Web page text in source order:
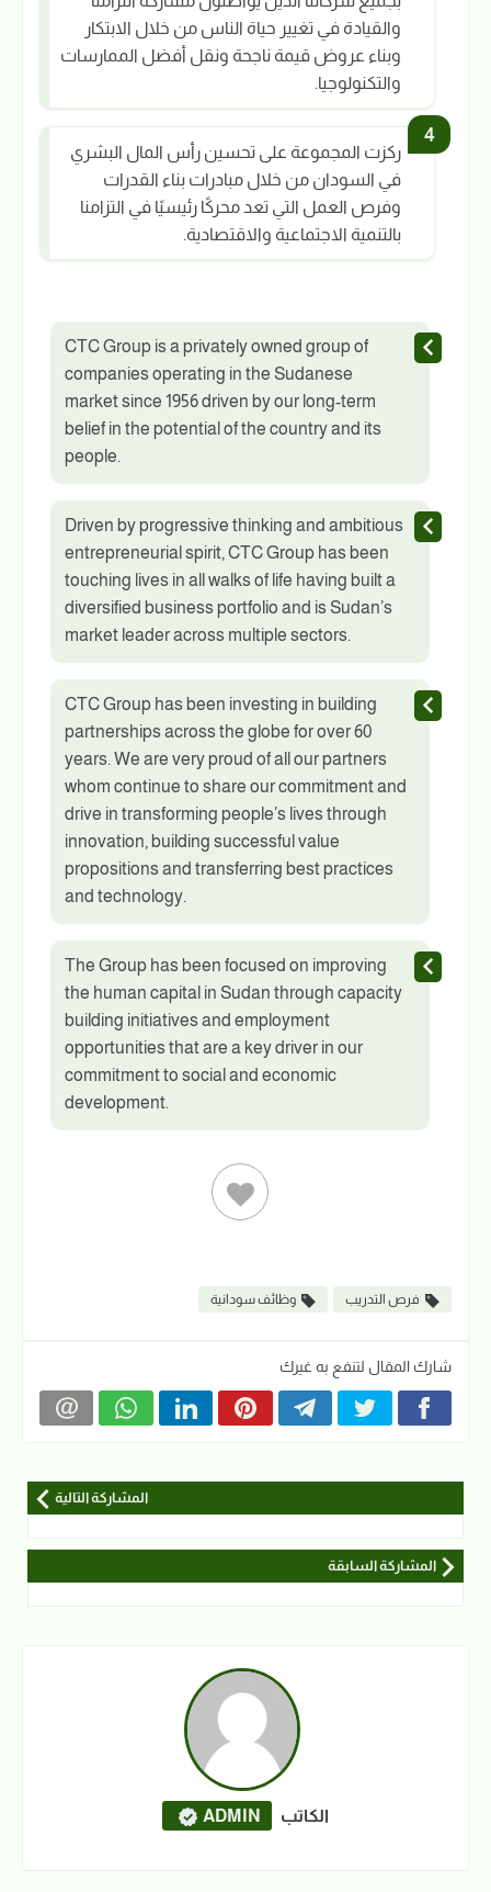
والقيادة في تغيير حياة الناس من خلال الابتكار
وبناء عروض قيمة ناجحة ونقل أفضل الممارسات
والتكنولوجيا.
ركزت المجموعة على تحسين رأس المال البشري
في السودان من خلال مبادرات بناء القدرات
وفرص العمل التي تعد محركًا رئيسيًا في التزامنا
بالتنمية الاجتماعية والاقتصادية.
CTC Group is a privately owned group of
companies operating in the Sudanese
market since 1956 driven by our long-term
belief in the potential of the country and its
people.
Driven by progressive thinking and ambitious
entrepreneurial spirit, CTC Group has been
touching lives in all walks of life having built a
diversified business portfolio and is Sudan’s
market leader across multiple sectors.
CTC Group has been investing in building
partnerships across the globe for over 60
years. We are very proud of all our partners
whom continue to share our commitment and
drive in transforming people’s lives through
innovation, building successful value
propositions and transferring best practices
and technology.
The Group has been focused on improving
the human capital in Sudan through capacity
building initiatives and employment
opportunities that are a key driver in our
commitment to social and economic
development.
فرص التدريب وظائف سودانية
شارك المقال لتنفع به غيرك
المشاركة التالية
المشاركة السابقة
الكاتب ADMIN